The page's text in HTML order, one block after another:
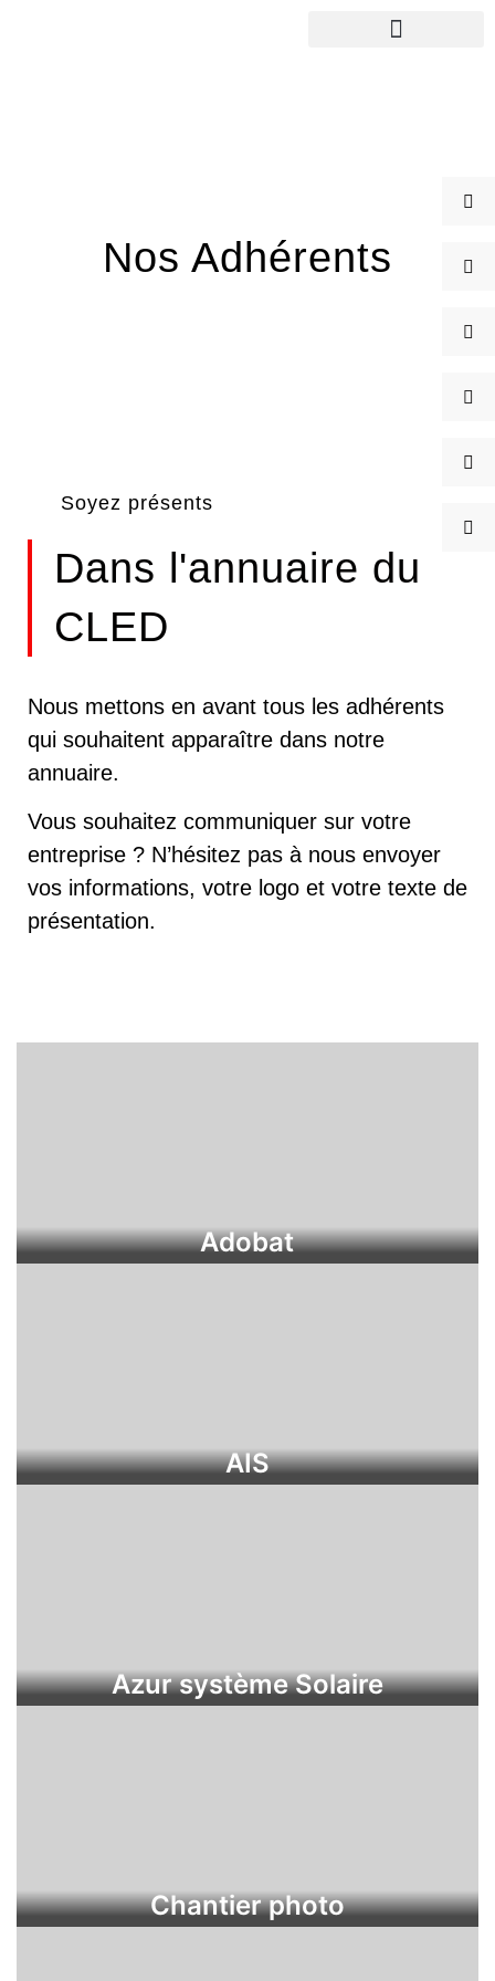
Nos Adhérents
Soyez présents
Dans l'annuaire du
CLED
Nous mettons en avant tous les adhérents
qui souhaitent apparaître dans notre
annuaire.
Vous souhaitez communiquer sur votre
entreprise ? N’hésitez pas à nous envoyer
vos informations, votre logo et votre texte de
présentation.
Adobat
AIS
Azur système Solaire
Chantier photo